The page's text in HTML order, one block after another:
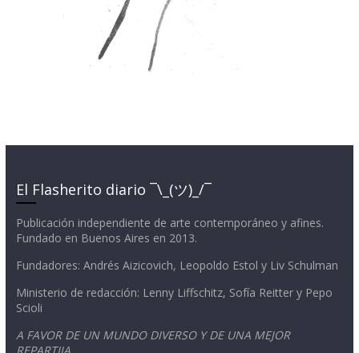
El Flasherito diario ¯\_(ツ)_/¯
Publicación independiente de arte contemporáneo y afines.
Fundado en Buenos Aires en 2013.
Fundadores: Andrés Aizicovich, Leopoldo Estol y Liv Schulman
Ministerio de redacción: Lenny Liffschitz, Sofía Reitter y Pepo
Scioli
A FAVOR DE UN MUNDO DIVERSO Y DE UNA MEJOR